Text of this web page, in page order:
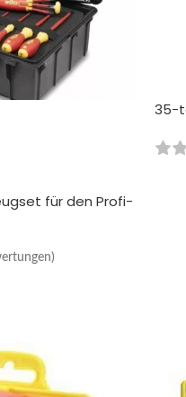
für den Profi-
35-